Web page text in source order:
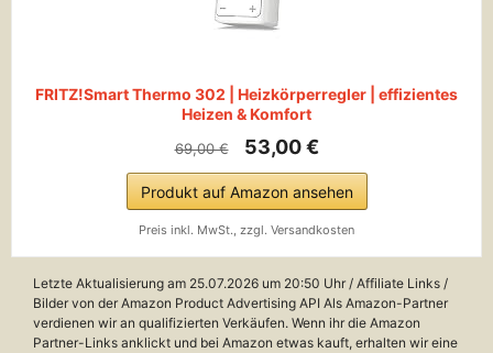
FRITZ!Smart Thermo 302 | Heizkörperregler | effizientes
Heizen & Komfort
69,00 € 53,00 €
Produkt auf Amazon ansehen
Preis inkl. MwSt., zzgl. Versandkosten
Letzte Aktualisierung am 25.07.2026 um 20:50 Uhr / Affiliate Links /
Bilder von der Amazon Product Advertising API Als Amazon-Partner
verdienen wir an qualifizierten Verkäufen. Wenn ihr die Amazon
Partner-Links anklickt und bei Amazon etwas kauft, erhalten wir eine